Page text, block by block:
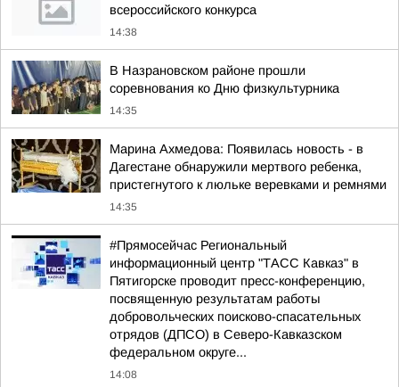
всероссийского конкурса
14:38
В Назрановском районе прошли
соревнования ко Дню физкультурника
14:35
Марина Ахмедова: Появилась новость - в
Дагестане обнаружили мертвого ребенка,
пристегнутого к люльке веревками и ремнями
14:35
#Прямосейчас Региональный
информационный центр "ТАСС Кавказ" в
Пятигорске проводит пресс-конференцию,
посвященную результатам работы
добровольческих поисково-спасательных
отрядов (ДПСО) в Северо-Кавказском
федеральном округе...
14:08